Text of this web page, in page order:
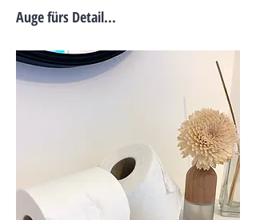
Auge fürs Detail...